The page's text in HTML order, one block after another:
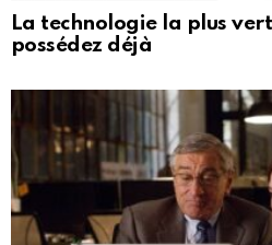
La technologie la plus
possédez déjà